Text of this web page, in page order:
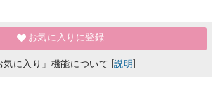
お気に入りに登録
気に入り」機能について [説明]